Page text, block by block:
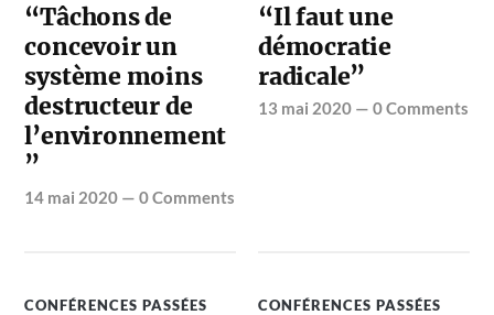
“Tâchons de
concevoir un
système moins
destructeur de
l’environnement
”
14 mai 2020 —0 Comments
“Il faut une
démocratie
radicale”
13 mai 2020 —0 Comments
CONFÉRENCES PASSÉES CONFÉRENCES PASSÉES